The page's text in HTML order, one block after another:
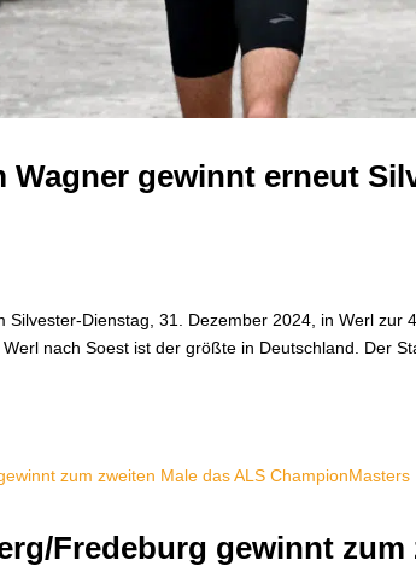
Wagner gewinnt erneut
Dienstag, 31. Dezember 2024, in Werl zur
nach Soest ist der größte in Deutschland. Der
Fredeburg gewinnt zum